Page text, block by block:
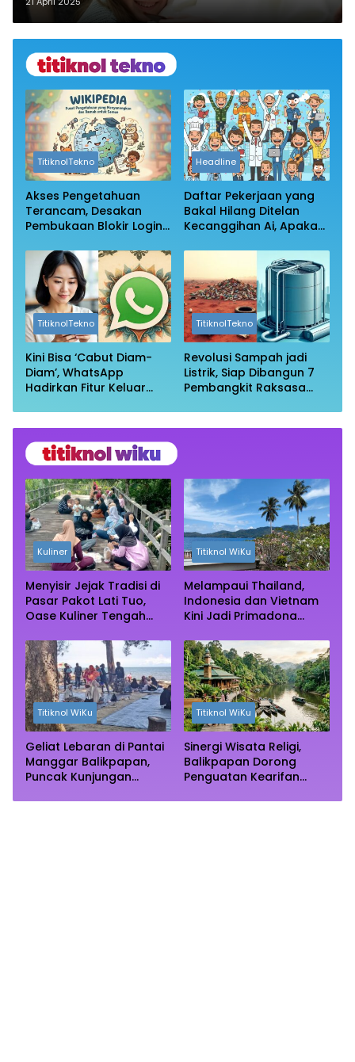
Perdamaian di Seluruh Dunia
TitiknolTekno
Akses Pengetahuan
Terancam, Desakan
Pembukaan Blokir Login
Headline
Daftar Pekerjaan yang
Bakal Hilang Ditelan
Kecanggihan Ai, Apakah
Aman?
TitiknolTekno
Kini Bisa ‘Cabut Diam-
Diam’, WhatsApp
Hadirkan Fitur Keluar
TitiknolTekno
Revolusi Sampah jadi
Listrik, Siap Dibangun 7
Pembangkit Raksasa
Kuliner
Menyisir Jejak Tradisi di
Pasar Pakot Lati Tuo,
Oase Kuliner Tengah
Titiknol WiKu
Melampaui Thailand,
Indonesia dan Vietnam
Kini Jadi Primadona
Titiknol WiKu
Geliat Lebaran di Pantai
Manggar Balikpapan,
Puncak Kunjungan
Titiknol WiKu
Sinergi Wisata Religi,
Balikpapan Dorong
Penguatan Kearifan